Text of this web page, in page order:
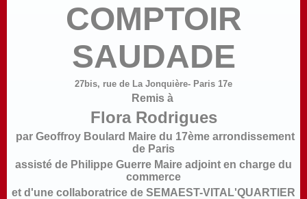
COMPTOIR
SAUDADE
27bis, rue de La Jonquière- Paris 17e
Remis à
Flora Rodrigues
par Geoffroy Boulard Maire du 17ème arrondissement
de Paris
assisté de Philippe Guerre Maire adjoint en charge du
commerce
et d'une collaboratrice de SEMAEST-VITAL'QUARTIER